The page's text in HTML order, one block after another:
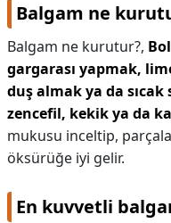
Balgam ne
Balgam ne kurutur?,
gargarası yapmak,
duş almak ya da
zencefil, kekik ya da
mukusu inceltip,
öksürüğe iyi gelir.
En kuvvetli